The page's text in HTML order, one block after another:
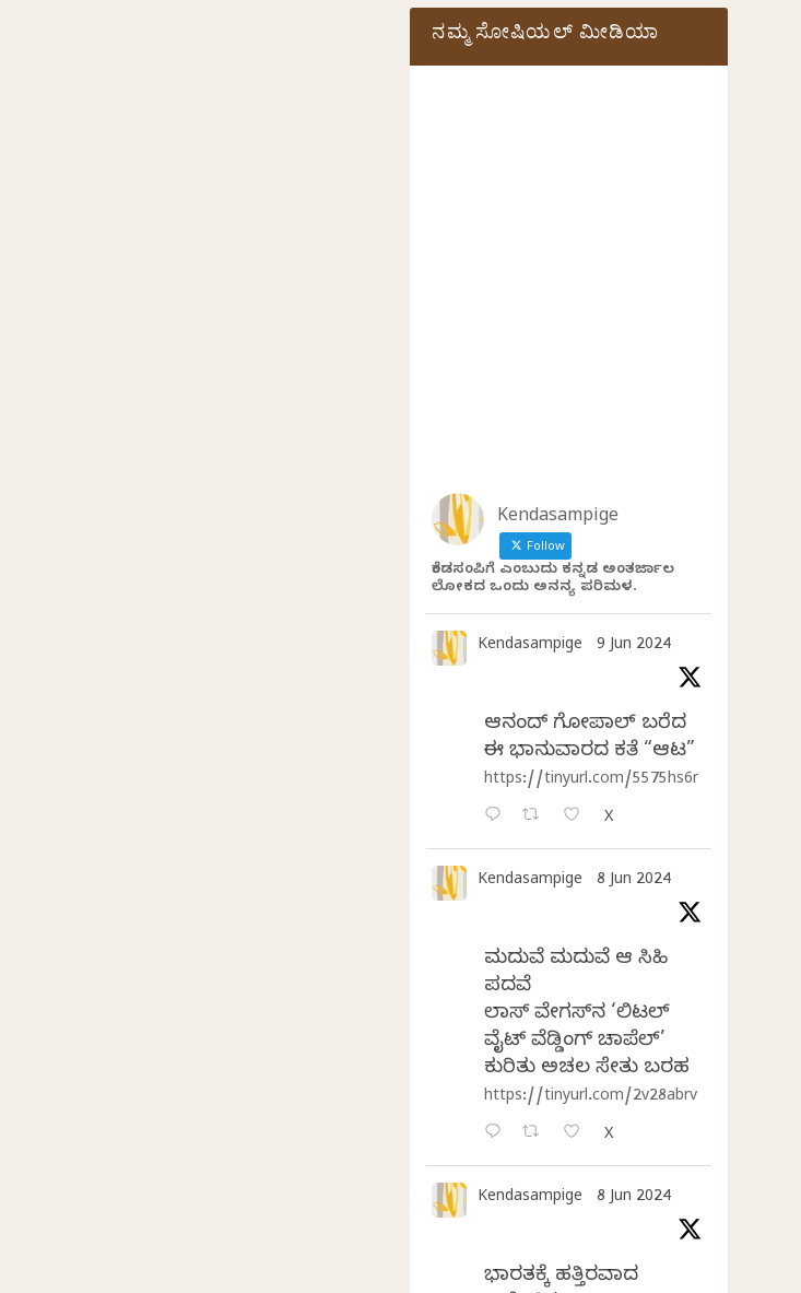
ನಮ್ಮ ಸೋಷಿಯಲ್‌ ಮೀಡಿಯಾ
Kendasampige
Follow
ಕೆಂಡಸಂಪಿಗೆ ಎಂಬುದು ಕನ್ನಡ ಅಂತರ್ಜಾಲ
ಲೋಕದ ಒಂದು ಅನನ್ಯ ಪರಿಮಳ.
Kendasampige 9 Jun 2024
ಆನಂದ್‌ ಗೋಪಾಲ್‌ ಬರೆದ
ಈ ಭಾನುವಾರದ ಕತೆ “ಆಟ”
https://tinyurl.com/5575hs6r
X
Kendasampige 8 Jun 2024
ಮದುವೆ ಮದುವೆ ಆ ಸಿಹಿ
ಪದವೆ
ಲಾಸ್‌ ವೇಗಸ್‌ನ ‘ಲಿಟಲ್
ವೈಟ್ ವೆಡ್ಡಿಂಗ್ ಚಾಪೆಲ್’
ಕುರಿತು ಅಚಲ ಸೇತು ಬರಹ
https://tinyurl.com/2v28abrv
X
Kendasampige 8 Jun 2024
ಭಾರತಕ್ಕೆ ಹತ್ತಿರವಾದ